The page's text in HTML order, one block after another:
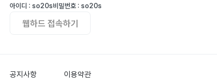
아이디 : so20s비밀번호 : so20s
웹하드 접속하기
공지사항
이용약관